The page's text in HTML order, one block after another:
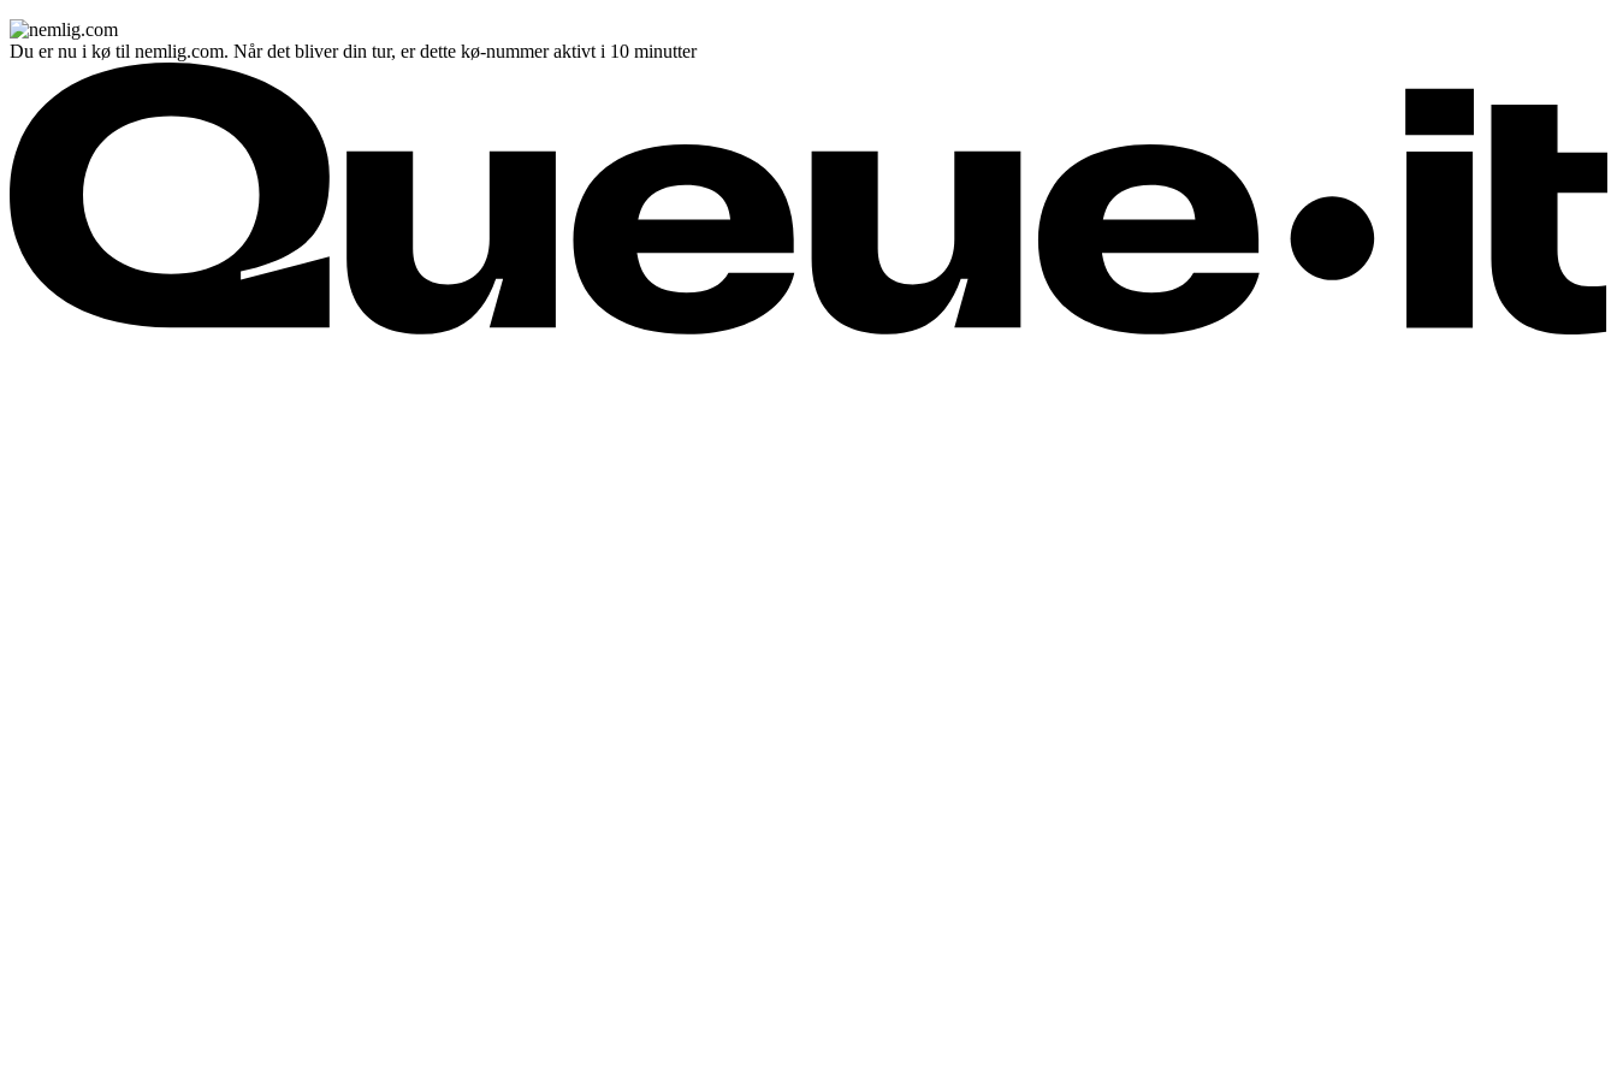
Du er nu i kø til nemlig.com. Når det bliver din tur, er dette kø-nummer aktivt i 10 minutter